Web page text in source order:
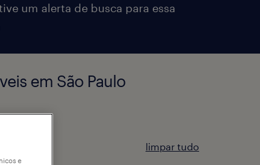
um alerta de busca para essa
em São Paulo
limpar tudo
e